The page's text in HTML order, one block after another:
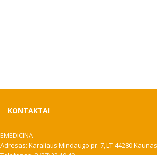
KONTAKTAI
EMEDICINA
Adresas: Karaliaus Mindaugo pr. 7, LT-44280 Kaunas